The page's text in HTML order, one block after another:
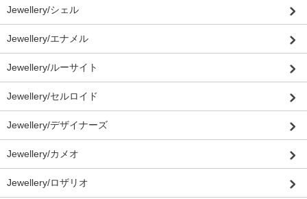
Jewellery/シェル
Jewellery/エナメル
Jewellery/ルーサイト
Jewellery/セルロイド
Jewellery/デザイナーズ
Jewellery/カメオ
Jewellery/ロザリオ